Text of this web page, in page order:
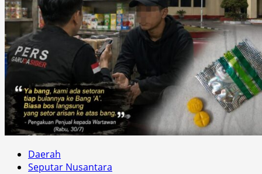
Daerah
Seputar Nusantara